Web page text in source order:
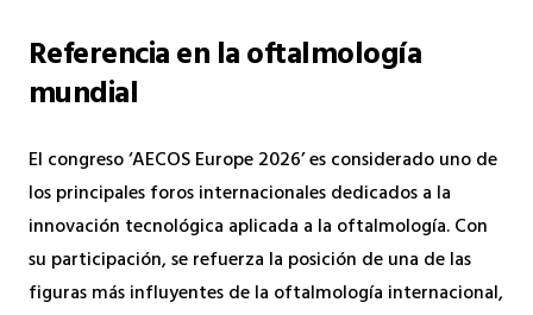
Referencia en la oftalmología
mundial
El congreso ‘AECOS Europe 2026’ es considerado uno de
los principales foros internacionales dedicados a la
innovación tecnológica aplicada a la oftalmología. Con
su participación, se refuerza la posición de una de las
figuras más influyentes de la oftalmología internacional,